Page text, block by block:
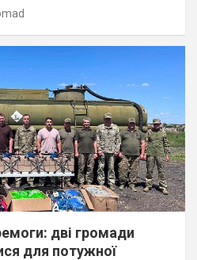
дві громади
для потужної